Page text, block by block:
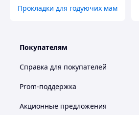
Прокладки для годуючих мам
Покупателям
Справка для покупателей
Prom-поддержка
Акционные предложения